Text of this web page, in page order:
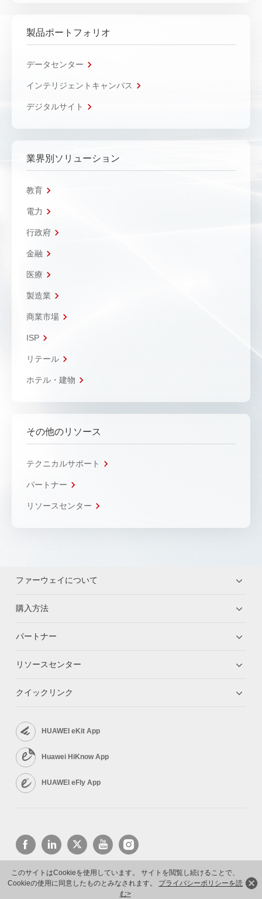
このサイトはCookieを使用しています。 サイトを閲覧し続けることで、
Cookieの使用に同意したものとみなされます。 プライバシーポリシーを読
む>
製品ポートフォリオ
データセンター
インテリジェントキャンパス
デジタルサイト
業界別ソリューション
教育
電力
行政府
金融
医療
製造業
商業市場
ISP
リテール
ホテル・建物
その他のリソース
テクニカルサポート
パートナー
リソースセンター
ファーウェイについて
購入方法
パートナー
リソースセンター
クイックリンク
HUAWEI eKit App
Huawei HiKnow App
HUAWEI eFly App
Copyright © 2026 Huawei Technologies Co., Ltd. All rights reserved.
プライバシーポリシー